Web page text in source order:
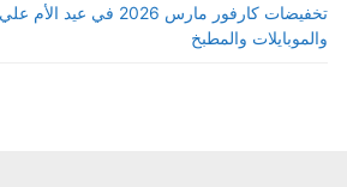
تخفيضات كارفور مارس 2026
والموبايلات والمطبخ